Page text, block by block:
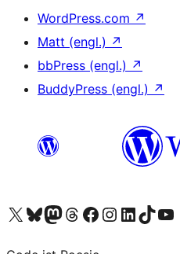
WordPress.com ↗
Matt (engl.) ↗
bbPress (engl.) ↗
BuddyPress (engl.) ↗
Unser X-Konto (früher Twitter) besuchen
Unser Bluesky-Konto besuchen
Unser Mastodon-Konto besuchen
Unser Threads-Konto besuchen
Unsere Facebook-Seite besuchen
Unser Instagram-Konto
Unser LinkedIn-Konto
Unser TikTok-
Unseren